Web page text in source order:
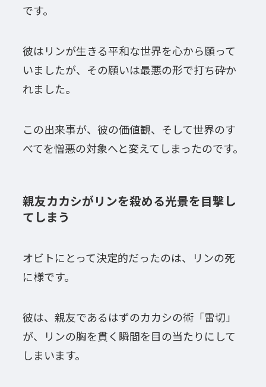
です。
彼はリンが生きる平和な世界を心から願って
いましたが、その願いは最悪の形で打ち砕か
れました。
この出来事が、彼の価値観、そして世界のす
べてを憎悪の対象へと変えてしまったのです。
親友カカシがリンを殺める光景を目撃し
てしまう
オビトにとって決定的だったのは、リンの死
に様です。
彼は、親友であるはずのカカシの術「雷切」
が、リンの胸を貫く瞬間を目の当たりにして
しまいます。